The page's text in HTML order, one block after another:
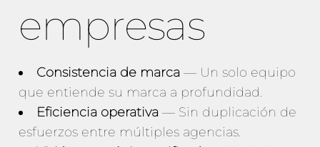
empresas
Consistencia de marca — Un solo equipo
que entiende su marca a profundidad.
Eficiencia operativa — Sin duplicación de
esfuerzos entre múltiples agencias.